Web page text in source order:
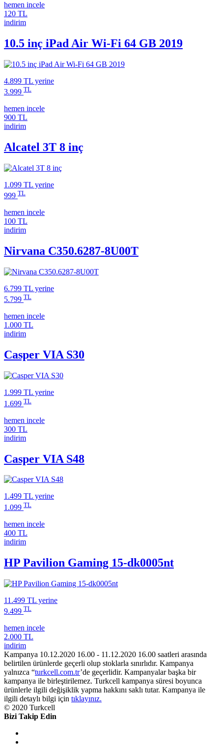
hemen incele
120 TL
indirim
10.5 inç iPad Air Wi-Fi 64 GB 2019
4.899 TL yerine
3.999 TL
hemen incele
900 TL
indirim
Alcatel 3T 8 inç
1.099 TL yerine
999 TL
hemen incele
100 TL
indirim
Nirvana C350.6287-8U00T
6.799 TL yerine
5.799 TL
hemen incele
1.000 TL
indirim
Casper VIA S30
1.999 TL yerine
1.699 TL
hemen incele
300 TL
indirim
Casper VIA S48
1.499 TL yerine
1.099 TL
hemen incele
400 TL
indirim
HP Pavilion Gaming 15-dk0005nt
11.499 TL yerine
9.499 TL
hemen incele
2.000 TL
indirim
Kampanya 10.12.2020 16.00 - 11.12.2020 16.00 saatleri arasında
belirtilen ürünlerde geçerli olup stoklarla sınırlıdır. Kampanya
yalnızca “turkcell.com.tr’de geçerlidir. Kampanyalar başka bir
kampanya ile birleştirilemez. Turkcell kampanya süresi boyunca
ürünlerle ilgili değişiklik yapma hakkını saklı tutar. Kampanya ile
ilgili detaylı bilgi için tıklayınız.
© 2020 Turkcell
Bizi Takip Edin